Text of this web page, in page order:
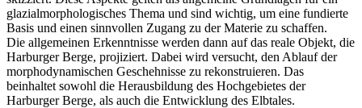
glazialmorphologisches Thema und sind wichtig, um eine fundierte
Basis und einen sinnvollen Zugang zu der Materie zu schaffen.
Die allgemeinen Erkenntnisse werden dann auf das reale Objekt, die
Harburger Berge, projiziert. Dabei wird versucht, den Ablauf der
morphodynamischen Geschehnisse zu rekonstruieren. Das
beinhaltet sowohl die Herausbildung des Hochgebietes der
Harburger Berge, als auch die Entwicklung des Elbtales.